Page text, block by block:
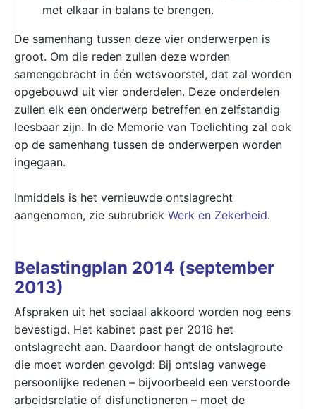
met elkaar in balans te brengen.
De samenhang tussen deze vier onderwerpen is
groot. Om die reden zullen deze worden
samengebracht in één wetsvoorstel, dat zal worden
opgebouwd uit vier onderdelen. Deze onderdelen
zullen elk een onderwerp betreffen en zelfstandig
leesbaar zijn. In de Memorie van Toelichting zal ook
op de samenhang tussen de onderwerpen worden
ingegaan.
Inmiddels is het vernieuwde ontslagrecht
aangenomen, zie subrubriek Werk en Zekerheid.
Belastingplan 2014 (september
2013)
Afspraken uit het sociaal akkoord worden nog eens
bevestigd. Het kabinet past per 2016 het
ontslagrecht aan. Daardoor hangt de ontslagroute
die moet worden gevolgd: Bij ontslag vanwege
persoonlijke redenen – bijvoorbeeld een verstoorde
arbeidsrelatie of disfunctioneren – moet de